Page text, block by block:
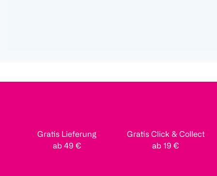
Gratis Lieferung
ab 49 €
Gratis Click & Collect
ab 19 €